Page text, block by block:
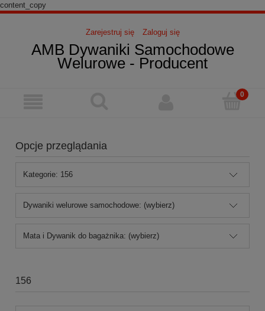
content_copy
Zarejestruj się Zaloguj się
AMB Dywaniki Samochodowe
Welurowe - Producent
Opcje przeglądania
Kategorie: 156
Dywaniki welurowe samochodowe: (wybierz)
Mata i Dywanik do bagażnika: (wybierz)
156